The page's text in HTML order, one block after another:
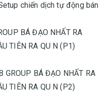
chiến dịch tự động bán
BÁ ĐẠO NHẤT RA
TIÊN RA QU N (P1)
GROUP BÁ ĐẠO NHẤT RA
TIÊN RA QU N (P2)